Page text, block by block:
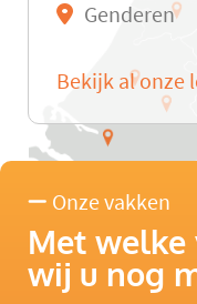
Genderen
Bekijk al onze
Onze vakken
Met welke
wij u nog